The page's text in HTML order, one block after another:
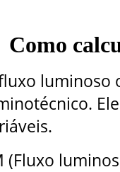
Como
luminoso
(Fluxo